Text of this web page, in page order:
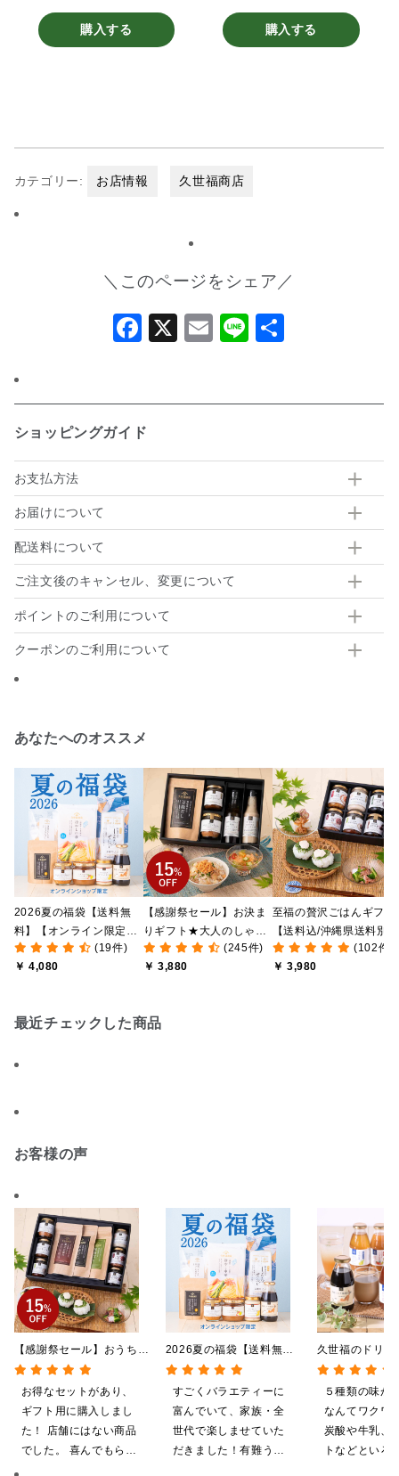
購入する 購入する
カテゴリー: お店情報 久世福商店
＼このページをシェア／
Facebook
X Email
Line
ショッピングガイド
お支払方法
お届けについて
配送料について
ご注文後のキャンセル、変更について
ポイントのご利用について
クーポンのご利用について
あなたへのオススメ
2026夏の福袋【送料無
料】【オンライン限定】
【ポイントキャンペーン
実施中】【のし・ラッピ
(19件)
￥ 4,080
【感謝祭セール】お決ま
りギフト★大人のしゃけ
しゃけめんたい入り【送
料込/沖縄県送料別途】
(245件)
￥ 3,880
至福の贅沢ごはんギフト
【送料込/沖縄県送料別
途】【化粧箱包装付/オン
ライン限定】
(102件)
￥ 3,980
最近チェックした商品
お客様の声
【感謝祭セール】おうちで
贅沢ごはんギフト【送料無
料/沖縄県送料別途】【化
粧箱包装付/オンライン限
定】
お得なセットがあり、
ギフト用に購入しまし
た！ 店舗にはない商品
でした。 喜んでもらえ
2026夏の福袋【送料無
料】【オンライン限定】
【ポイントキャンペーン実
施中】【のし・ラッピン
グ・化粧箱詰め不可】
すごくバラエティーに
富んでいて、家族・全
世代で楽しませていた
だきました！有難うご
久世福のドリン
全5種飲み比べ
い 5本入（ド
ス／希釈タイプ
５種類の味が
なんてワクワ
炭酸や牛乳、
トなどといろ